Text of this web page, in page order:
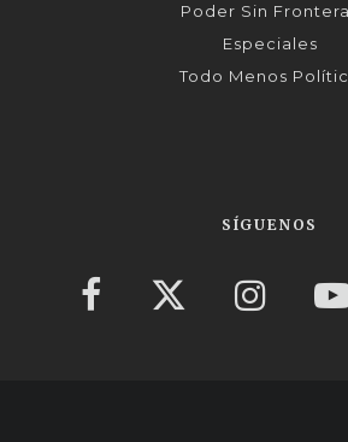
Poder Sin
Especiales
Todo Menos
SÍGUENOS